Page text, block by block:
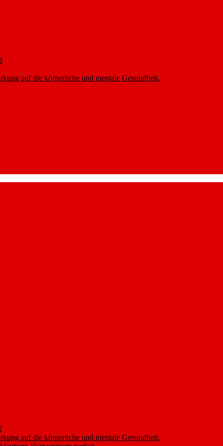
auf die körperliche und mentale Gesundheit.
auf die körperliche und mentale Gesundheit.